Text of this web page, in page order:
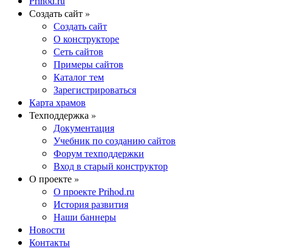
Создать сайт »
Создать сайт
О конструкторе
Сеть сайтов
Примеры сайтов
Каталог тем
Зарегистрироваться
Карта храмов
Техподдержка »
Документация
Учебник по созданию сайтов
Форум техподдержки
Вход в старый конструктор
О проекте »
О проекте Prihod.ru
История развития
Наши баннеры
Новости
Контакты